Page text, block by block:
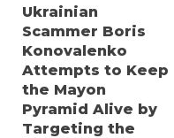
Ukrainian
Scammer Boris
Konovalenko
Attempts to Keep
the Mayon
Pyramid Alive by
Targeting the